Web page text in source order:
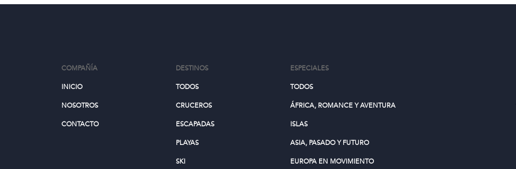
COMPAÑÍA
INICIO
NOSOTROS
CONTACTO
DESTINOS
TODOS
CRUCEROS
ESCAPADAS
PLAYAS
SKI
ESPECIALES
TODOS
ÁFRICA, ROMANCE Y AVENTURA
ISLAS
ASIA, PASADO Y FUTURO
EUROPA EN MOVIMIENTO